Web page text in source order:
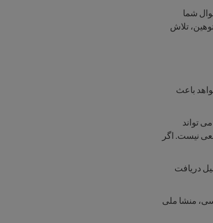
شما
تلاش
باعث
تواند
نیست. اگر
دریافت
منشا ملی